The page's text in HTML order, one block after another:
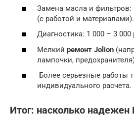
Замена масла и фильтров:
(с работой и материалами).
Диагностика: 1 000 – 3 000
Мелкий ремонт Jolion
лампочки,
Более серьезные работы
индивидуального расчета.
Итог: насколько надежен